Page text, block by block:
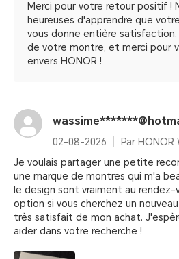
Merci pour votre retour positif !
heureuses d'apprendre que
vous donne entière
de votre montre, et merci pour
envers HONOR !
02-08-2026
Je voulais partager une petite
une marque de montres qui m'a
le design sont vraiment au rendez-
option si vous cherchez un
très satisfait de mon achat.
aider dans votre recherche !